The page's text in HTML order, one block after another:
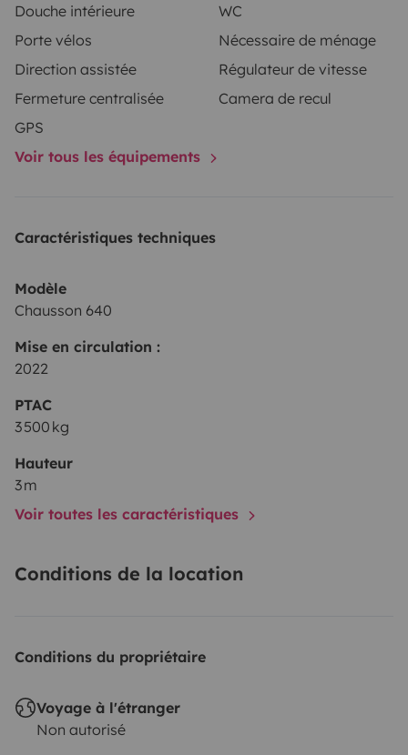
Douche intérieure
WC
Porte vélos
Nécessaire de ménage
Direction assistée
Régulateur de vitesse
Fermeture centralisée
Camera de recul
GPS
Voir tous les équipements
Caractéristiques techniques
Modèle
Chausson 640
Mise en circulation :
2022
PTAC
3 500 kg
Hauteur
3 m
Voir toutes les caractéristiques
Conditions de la location
Conditions du propriétaire
Voyage à l'étranger
Non autorisé